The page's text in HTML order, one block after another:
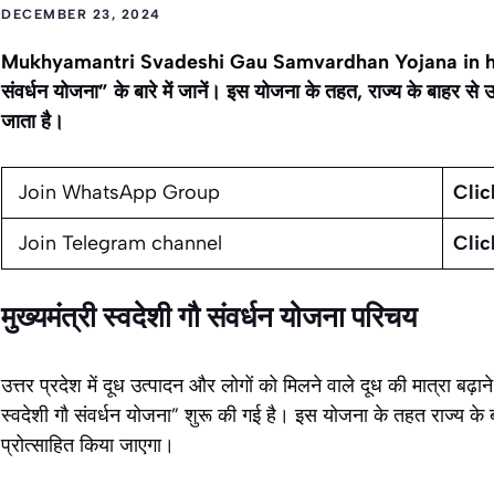
DECEMBER 23, 2024
Mukhyamantri Svadeshi Gau Samvardhan Yojana in
संवर्धन योजना” के बारे में जानें। इस योजना के तहत, राज्य के बाहर से
जाता है।
Join WhatsApp Group
Join Telegram channel
मुख्यमंत्री स्वदेशी गौ संवर्धन योजना परिचय
उत्तर प्रदेश में दूध उत्पादन और लोगों को मिलने वाले दूध की मात्रा
स्वदेशी गौ संवर्धन योजना” शुरू की गई है। इस योजना के तहत राज्य के
प्रोत्साहित किया जाएगा।